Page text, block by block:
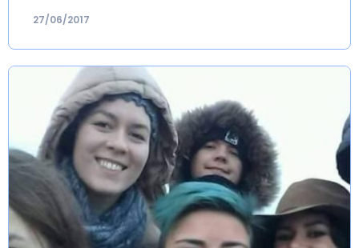
27/06/2017